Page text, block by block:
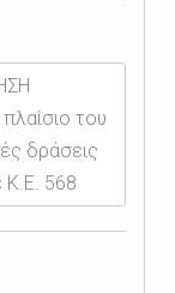
του
δράσεις
Κ.Ε. 568